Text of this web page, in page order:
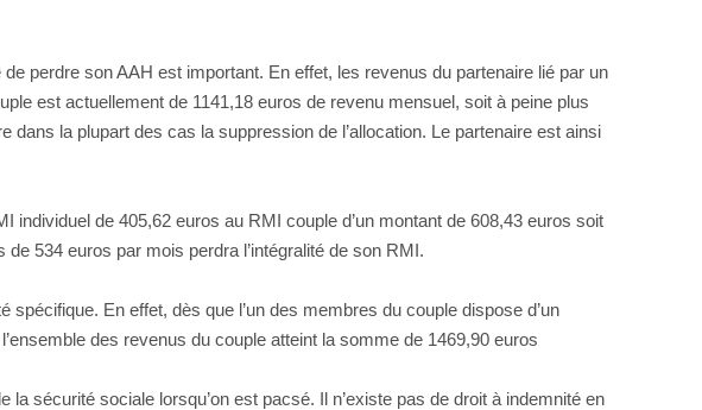
perdre son AAH est important. En effet, les revenus du partenaire lié par un
est actuellement de 1141,18 euros de revenu mensuel, soit à peine plus
la plupart des cas la suppression de l’allocation. Le partenaire est ainsi
de 405,62 euros au RMI couple d’un montant de 608,43 euros soit
534 euros par mois perdra l’intégralité de son RMI.
spécifique. En effet, dès que l’un des membres du couple dispose d’un
des revenus du couple atteint la somme de 1469,90 euros
sécurité sociale lorsqu’on est pacsé. Il n’existe pas de droit à indemnité en